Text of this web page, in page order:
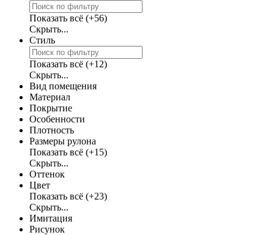
Показать всё (+56)
Скрыть...
Стиль
Показать всё (+12)
Скрыть...
Вид помещения
Материал
Покрытие
Особенности
Плотность
Размеры рулона
Показать всё (+15)
Скрыть...
Оттенок
Цвет
Показать всё (+23)
Скрыть...
Имитация
Рисунок